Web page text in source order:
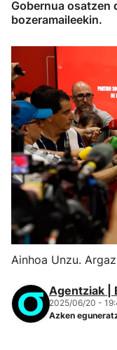
Gobernua osatzen
bozeramaileekin.
Ainhoa Unzu.
Agentziak |
2025/06/20 -
Azken